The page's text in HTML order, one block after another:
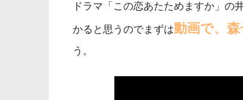
ドラマ「この恋あたためますか」の
かると思うのでまずは動画で、
う。